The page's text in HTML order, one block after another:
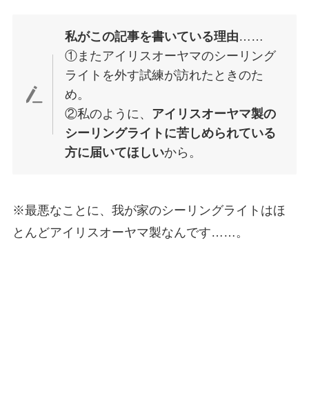
私がこの記事を書いている理由……
①またアイリスオーヤマのシーリング
ライトを外す試練が訪れたときのた
め。
②私のように、 アイリスオーヤマ製の
シーリングライトに苦しめられている
方に届いてほしいから。
※最悪なことに、我が家のシーリングライトはほ
とんどアイリスオーヤマ製なんです……。